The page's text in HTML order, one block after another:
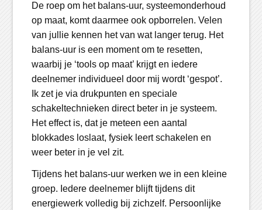
De roep om het balans-uur, systeemonderhoud
op maat, komt daarmee ook opborrelen. Velen
van jullie kennen het van wat langer terug. Het
balans-uur is een moment om te resetten,
waarbij je ‘tools op maat’ krijgt en iedere
deelnemer individueel door mij wordt ‘gespot’.
Ik zet je via drukpunten en speciale
schakeltechnieken direct beter in je systeem.
Het effect is, dat je meteen een aantal
blokkades loslaat, fysiek leert schakelen en
weer beter in je vel zit.
Tijdens het balans-uur werken we in een kleine
groep. Iedere deelnemer blijft tijdens dit
energiewerk volledig bij zichzelf. Persoonlijke